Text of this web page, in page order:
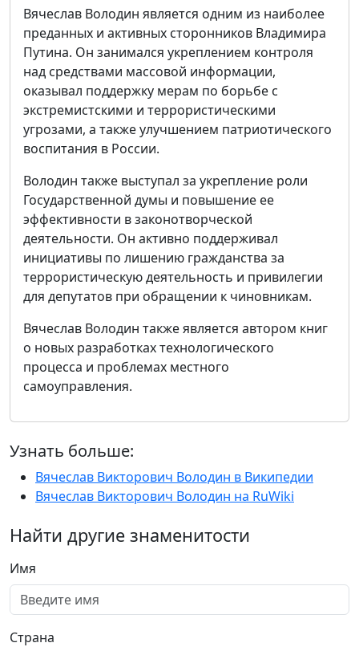
Вячеслав Володин является одним из наиболее
преданных и активных сторонников Владимира
Путина. Он занимался укреплением контроля
над средствами массовой информации,
оказывал поддержку мерам по борьбе с
экстремистскими и террористическими
угрозами, а также улучшением патриотического
воспитания в России.
Володин также выступал за укрепление роли
Государственной думы и повышение ее
эффективности в законотворческой
деятельности. Он активно поддерживал
инициативы по лишению гражданства за
террористическую деятельность и привилегии
для депутатов при обращении к чиновникам.
Вячеслав Володин также является автором книг
о новых разработках технологического
процесса и проблемах местного
самоуправления.
Узнать больше:
Вячеслав Викторович Володин в Википедии
Вячеслав Викторович Володин на RuWiki
Найти другие знаменитости
Имя
Страна